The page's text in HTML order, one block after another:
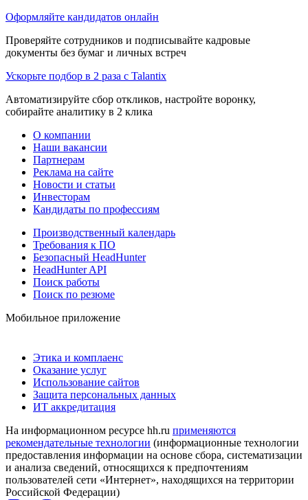
Оформляйте кандидатов онлайн
Проверяйте сотрудников и подписывайте кадровые
документы без бумаг и личных встреч
Ускорьте подбор в 2 раза с Talantix
Автоматизируйте сбор откликов, настройте воронку,
собирайте аналитику в 2 клика
О компании
Наши вакансии
Партнерам
Реклама на сайте
Новости и статьи
Инвесторам
Кандидаты по профессиям
Производственный календарь
Требования к ПО
Безопасный HeadHunter
HeadHunter API
Поиск работы
Поиск по резюме
Мобильное приложение
Этика и комплаенс
Оказание услуг
Использование сайтов
Защита персональных данных
ИТ аккредитация
На информационном ресурсе hh.ru применяются
рекомендательные технологии (информационные технологии
предоставления информации на основе сбора, систематизации
и анализа сведений, относящихся к предпочтениям
пользователей сети «Интернет», находящихся на территории
Российской Федерации)